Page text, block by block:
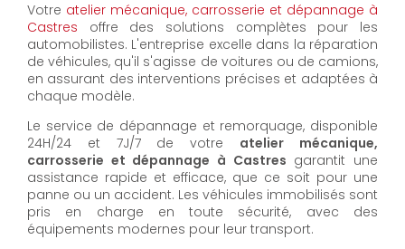
Votre atelier mécanique, carrosserie et dépannage à
Castres offre des solutions complètes pour les
automobilistes. L'entreprise excelle dans la réparation
de véhicules, qu'il s'agisse de voitures ou de camions,
en assurant des interventions précises et adaptées à
chaque modèle.
Le service de dépannage et remorquage, disponible
24H/24 et 7J/7 de votre atelier mécanique,
carrosserie et dépannage à Castres garantit une
assistance rapide et efficace, que ce soit pour une
panne ou un accident. Les véhicules immobilisés sont
pris en charge en toute sécurité, avec des
équipements modernes pour leur transport.